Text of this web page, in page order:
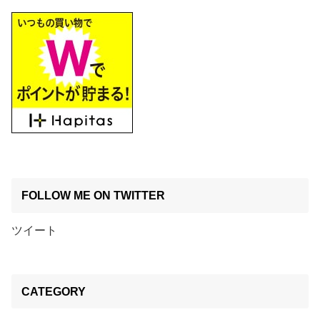
FOLLOW ME ON TWITTER
ツイート
CATEGORY